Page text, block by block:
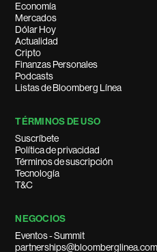
Economía
Mercados
Dólar Hoy
Actualidad
Cripto
Finanzas Personales
Podcasts
Listas de Bloomberg Línea
TÉRMINOS DE USO
Suscríbete
Política de privacidad
Términos de suscripción
Tecnología
T&C
NEGOCIOS
Eventos - Summit
partnerships@bloomberglinea.com